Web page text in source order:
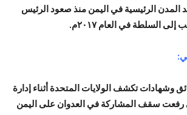
المدن الرئيسية في اليمن منذ صعود الرئيس
السلطة في العام ٢٠١٧م.
وشهادات تكشف الولايات المتحدة أثناء إدارة
رفعت سقف المشاركة في العدوان على اليمن